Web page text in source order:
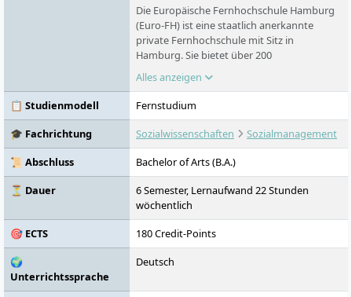
Die Europäische Fernhochschule Hamburg
(Euro-FH) ist eine staatlich anerkannte
private Fernhochschule mit Sitz in
Hamburg. Sie bietet über 200
Studienprogramme in verschiedenen
Fachbereichen an – berufsbegleitend,
flexibel und digital. Als Teil der Klett Gruppe
Betreuung, innovative Lernformate wie die
KI-Lernbegleiterin KILEA und internationale
Studienoptionen. Die Euro-FH ermöglicht
ein Studium auch ohne Abitur sowie den
Zugang zum Masterstudium ohne
Erststudium.
Alles anzeigen
📋 Studienmodell
Fernstudium
🎓 Fachrichtung
Sozialwissenschaften
Sozialmanagement
📜 Abschluss
Bachelor of Arts (B.A.)
⏳ Dauer
6 Semester, Lernaufwand 22 Stunden
wöchentlich
🎯 ECTS
180 Credit-Points
🌍
Unterrichtssprache
Deutsch